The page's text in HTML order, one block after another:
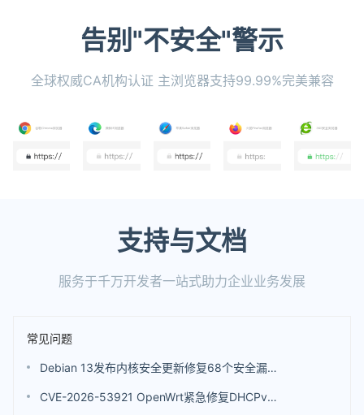
告别"不安全"警示
全球权威CA机构认证 主浏览器支持99.99%完美兼容
支持与文档
服务于千万开发者一站式助力企业业务发展
常见问题
Debian 13发布内核安全更新修复68个安全漏洞 包括4个评分高达9.8分的漏洞
CVE-2026-53921 OpenWrt紧急修复DHCPv6漏洞